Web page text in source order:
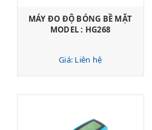
MÁY ĐO ĐỘ BÓNG BỀ MẶT
MODEL : HG268
Giá: Liên hệ